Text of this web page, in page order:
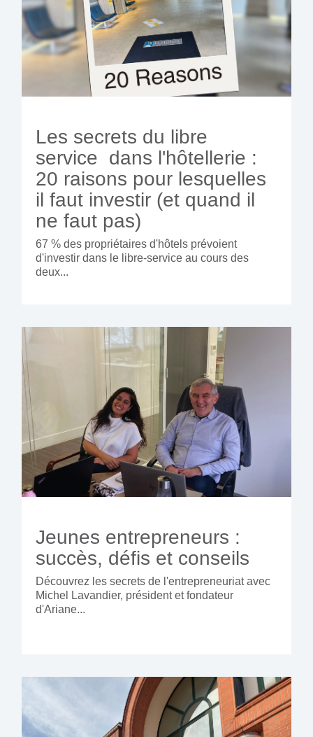
Les secrets du libre
service dans l'hôtellerie :
20 raisons pour lesquelles
il faut investir (et quand il
ne faut pas)
67 % des propriétaires d'hôtels prévoient
d'investir dans le libre-service au cours des
deux...
Jeunes entrepreneurs :
succès, défis et conseils
Découvrez les secrets de l'entrepreneuriat avec
Michel Lavandier, président et fondateur
d'Ariane...